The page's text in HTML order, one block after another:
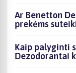
Ar Benetton
prekėms
Kaip palyginti
Dezodorantai